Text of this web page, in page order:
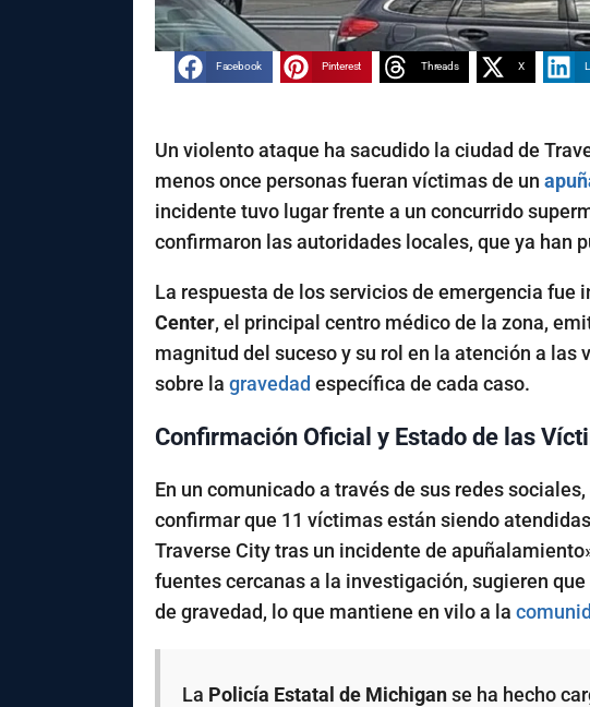
Facebook Pinterest Threads X
Un violento ataque ha sacudido la ciudad de
menos once personas fueran víctimas de un
incidente tuvo lugar frente a un concurrido
confirmaron las autoridades locales, que ya han
La respuesta de los servicios de emergencia fue
Center, el principal centro médico de la zona,
magnitud del suceso y su rol en la atención a
sobre la gravedad específica de cada caso.
Confirmación Oficial y Estado de las
En un comunicado a través de sus redes
confirmar que 11 víctimas están siendo
Traverse City tras un incidente de
fuentes cercanas a la investigación, sugieren
de gravedad, lo que mantiene en vilo a la
La Policía Estatal de Michiganse ha hecho